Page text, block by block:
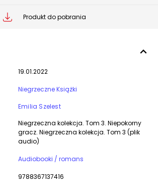
Produkt do pobrania
19.01.2022
Niegrzeczne Książki
Emilia Szelest
Niegrzeczna kolekcja. Tom 3. Niepokorny
gracz. Niegrzeczna kolekcja. Tom 3 (plik
audio)
Audiobooki / romans
9788367137416